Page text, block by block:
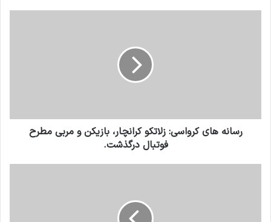
رسانه های کرواسی: زلاتکو کرانچار، بازیکن و مربی مطرح
فوتبال درگذشت.